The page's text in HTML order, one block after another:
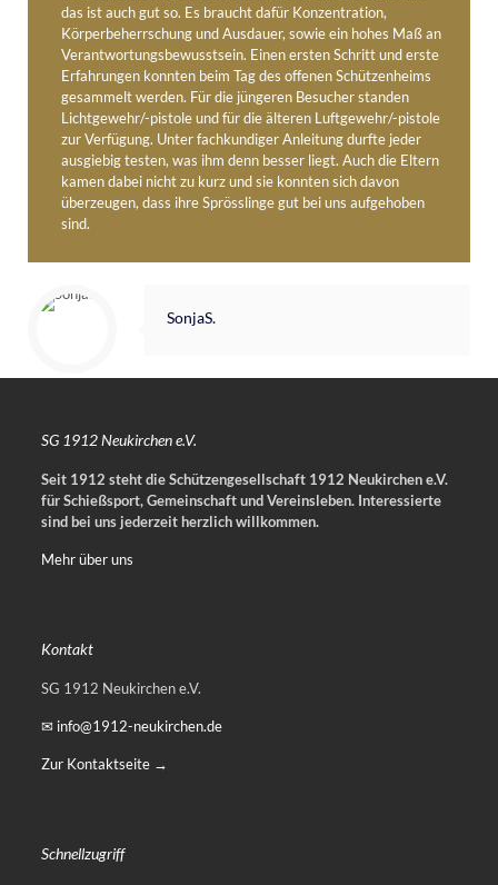
das ist auch gut so. Es braucht dafür Konzentration,
Körperbeherrschung und Ausdauer, sowie ein hohes Maß an
Verantwortungsbewusstsein. Einen ersten Schritt und erste
Erfahrungen konnten beim Tag des offenen Schützenheims
gesammelt werden. Für die jüngeren Besucher standen
Lichtgewehr/-pistole und für die älteren Luftgewehr/-pistole
zur Verfügung. Unter fachkundiger Anleitung durfte jeder
ausgiebig testen, was ihm denn besser liegt. Auch die Eltern
kamen dabei nicht zu kurz und sie konnten sich davon
überzeugen, dass ihre Sprösslinge gut bei uns aufgehoben
sind.
SonjaS.
SG 1912 Neukirchen e.V.
Seit 1912 steht die Schützengesellschaft 1912 Neukirchen e.V.
für Schießsport, Gemeinschaft und Vereinsleben. Interessierte
sind bei uns jederzeit herzlich willkommen.
Mehr über uns
Kontakt
SG 1912 Neukirchen e.V.
✉ info@1912-neukirchen.de
Zur Kontaktseite →
Schnellzugriff